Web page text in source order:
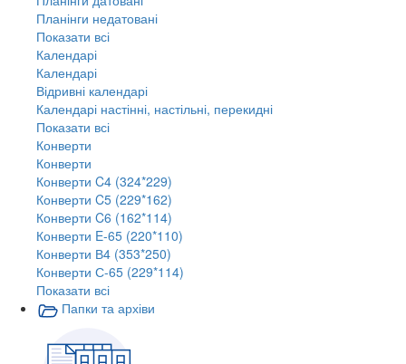
Планінги недатовані
Показати всі
Календарі
Календарі
Відривні календарі
Календарі настінні, настільні, перекидні
Показати всі
Конверти
Конверти
Конверти C4 (324*229)
Конверти C5 (229*162)
Конверти C6 (162*114)
Конверти E-65 (220*110)
Конверти В4 (353*250)
Конверти С-65 (229*114)
Показати всі
Папки та архіви